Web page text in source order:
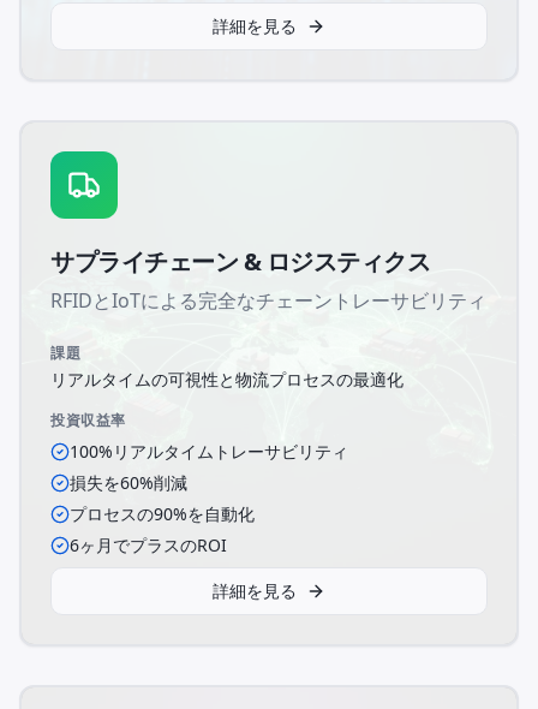
詳細を見る
サプライチェーン & ロジスティクス
RFIDとIoTによる完全なチェーントレーサビリティ
課題
リアルタイムの可視性と物流プロセスの最適化
投資収益率
100%リアルタイムトレーサビリティ
損失を60%削減
プロセスの90%を自動化
6ヶ月でプラスのROI
詳細を見る